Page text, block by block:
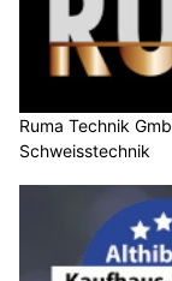
Ruma Technik
Schweisstechnik